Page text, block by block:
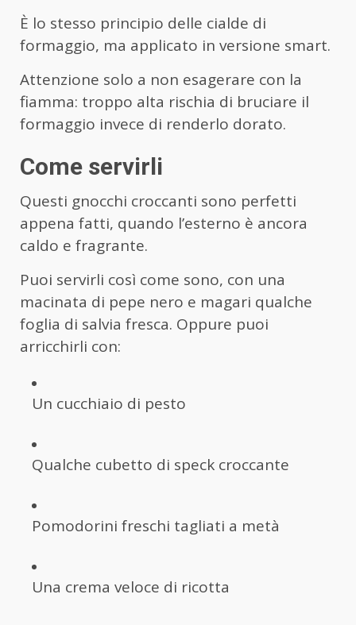
È lo stesso principio delle cialde di
formaggio, ma applicato in versione smart.
Attenzione solo a non esagerare con la
fiamma: troppo alta rischia di bruciare il
formaggio invece di renderlo dorato.
Come servirli
Questi gnocchi croccanti sono perfetti
appena fatti, quando l’esterno è ancora
caldo e fragrante.
Puoi servirli così come sono, con una
macinata di pepe nero e magari qualche
foglia di salvia fresca. Oppure puoi
arricchirli con:
Un cucchiaio di pesto
Qualche cubetto di speck croccante
Pomodorini freschi tagliati a metà
Una crema veloce di ricotta